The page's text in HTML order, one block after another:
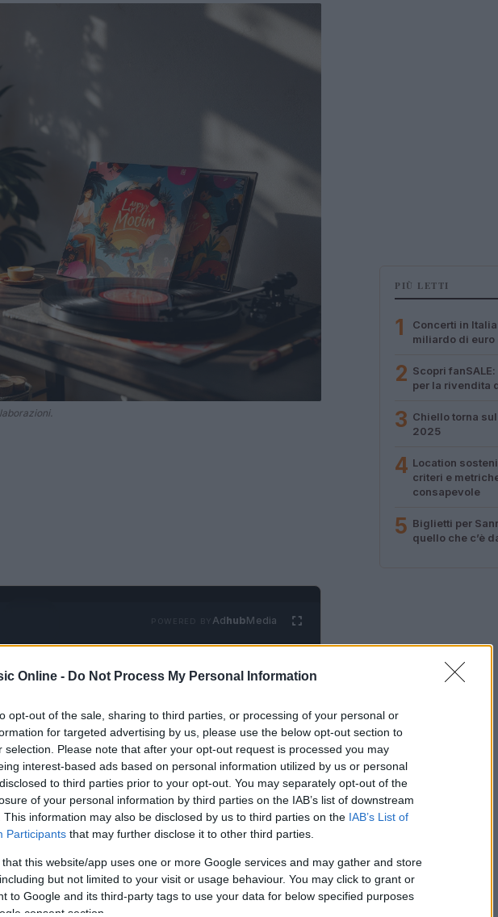
Online - Do Not Process My Personal Information
opt-out of the sale, sharing to third parties, or processing of your personal or
for targeted advertising by us, please use the below opt-out section to
selection. Please note that after your opt-out request is processed you may
interest-based ads based on personal information utilized by us or personal
to third parties prior to your opt-out. You may separately opt-out of the
of your personal information by third parties on the IAB’s list of downstream
This information may also be disclosed by us to third parties on the IAB’s List of
Participants that may further disclose it to other third parties.
that this website/app uses one or more Google services and may gather and store
but not limited to your visit or usage behaviour. You may click to grant or
to Google and its third-party tags to use your data for below specified purposes
consent section.
POWERED BY AdhubMedia
Gianni Morandi
si appresta a festeggiare un traguardo
questo evento, Morandi ha deciso di regalare
, che sarà disponibile nei negozi e
Questo disco non è solo un semplice
PIÙ LETTI
1
Concerti in
miliardo di euro
2 Scopri
per la rivendita
3 Chiello torna
2025
4 Location
criteri e
consapevole
5 Biglietti per
quello che c’è